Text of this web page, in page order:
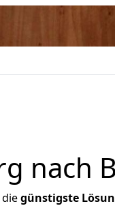
nach
günstigste